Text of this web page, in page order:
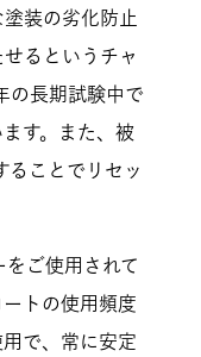
装の劣化防止
るというチャ
の長期試験中で
す。また、被
ることでリセッ
をご使用されて
トの使用頻度
で、常に安定